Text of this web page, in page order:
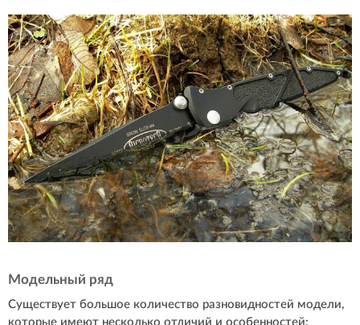
Модельный ряд
Существует большое количество разновидностей модели,
которые имеют несколько отличий и особенностей: